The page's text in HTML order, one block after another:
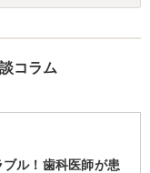
たことと今回の争いと
を与えないことも怪
にもご相談くださ
ます」と告げ、支払い
す。 ご参考になれば
コラム
ル！歯科医師が患